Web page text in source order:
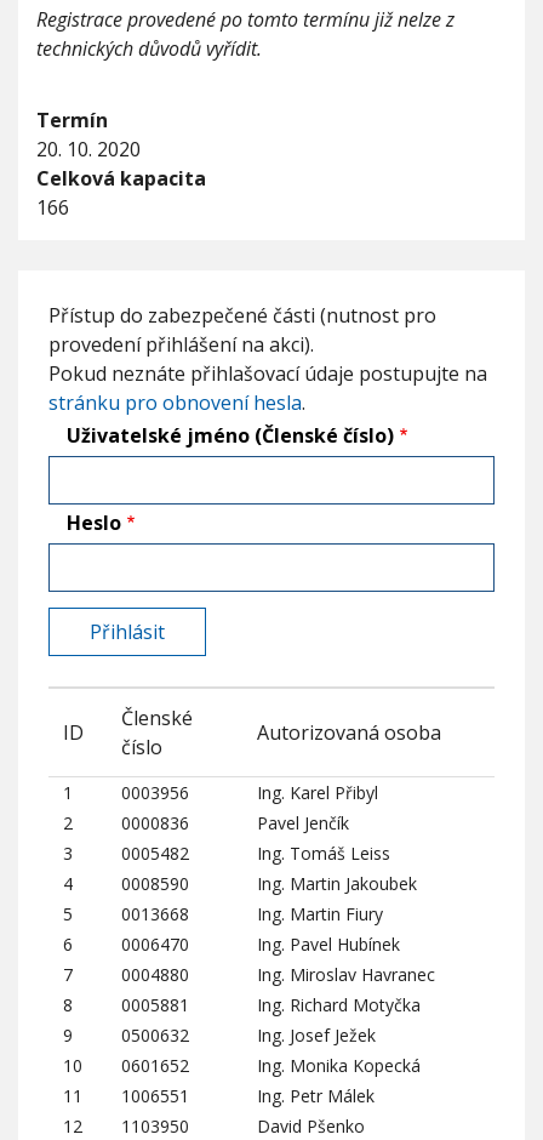
Registrace provedené po tomto termínu již nelze z
technických důvodů vyřídit.
Termín
20. 10. 2020
Celková kapacita
166
Přístup do zabezpečené části (nutnost pro
provedení přihlášení na akci).
Pokud neznáte přihlašovací údaje postupujte na
stránku pro obnovení hesla.
Uživatelské jméno (Členské číslo)
Heslo
ID
Členské
číslo
Autorizovaná osoba
1 0003956
Ing. Karel Přibyl
2
0000836
Pavel Jenčík
3
0005482
Ing. Tomáš Leiss
4
0008590
Ing. Martin Jakoubek
5
0013668
Ing. Martin Fiury
6
0006470
Ing. Pavel Hubínek
7
0004880
Ing. Miroslav Havranec
8
0005881
Ing. Richard Motyčka
9
0500632
Ing. Josef Ježek
10
0601652
Ing. Monika Kopecká
11
1006551
Ing. Petr Málek
12
1103950
David Pšenko